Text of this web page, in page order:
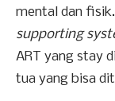
mental dan
supporting
ART yang stay
tua yang bisa